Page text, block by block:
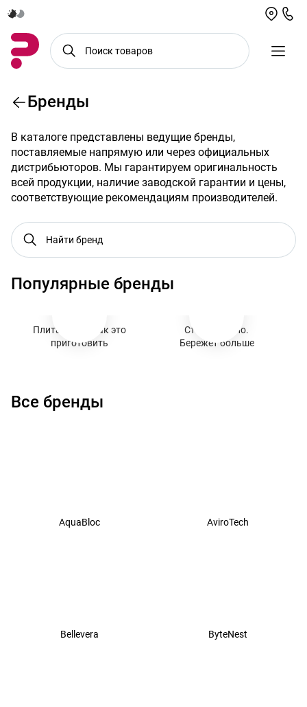
Бренды
В каталоге представлены ведущие бренды,
поставляемые напрямую или через официальных
дистрибьюторов. Мы гарантируем оригинальность
всей продукции, наличие заводской гарантии и цены,
соответствующие рекомендациям производителей.
Популярные бренды
Плита знает, как это
приготовить
Стирает умно.
Бережёт больше
Все бренды
AquaBloc AviroTech
Bellevera ByteNest